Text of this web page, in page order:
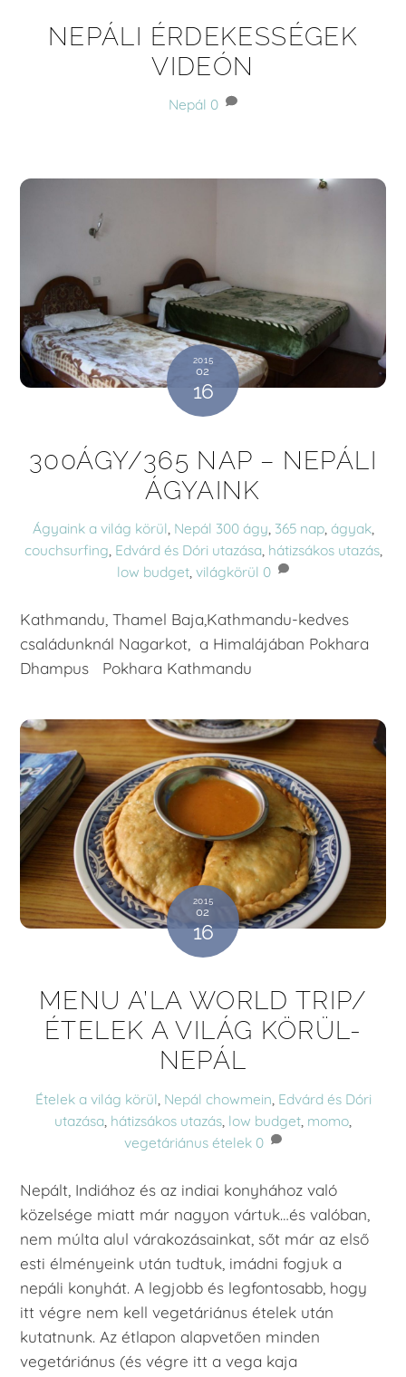
NEPÁLI ÉRDEKESSÉGEK
VIDEÓN
Nepál 0
2015
02
16
300ÁGY/365 NAP – NEPÁLI
ÁGYAINK
Ágyaink a világ körül, Nepál 300 ágy, 365 nap, ágyak,
couchsurfing, Edvárd és Dóri utazása, hátizsákos utazás,
low budget, világkörül 0
Kathmandu, Thamel Baja,Kathmandu-kedves
családunknál Nagarkot, a Himalájában Pokhara
Dhampus Pokhara Kathmandu
2015
02
16
MENU A’LA WORLD TRIP/
ÉTELEK A VILÁG KÖRÜL-
NEPÁL
Ételek a világ körül, Nepál chowmein, Edvárd és Dóri
utazása, hátizsákos utazás, low budget, momo,
vegetáriánus ételek 0
Nepált, Indiához és az indiai konyhához való
közelsége miatt már nagyon vártuk…és valóban,
nem múlta alul várakozásainkat, sőt már az első
esti élményeink után tudtuk, imádni fogjuk a
nepáli konyhát. A legjobb és legfontosabb, hogy
itt végre nem kell vegetáriánus ételek után
kutatnunk. Az étlapon alapvetően minden
vegetáriánus (és végre itt a vega kaja